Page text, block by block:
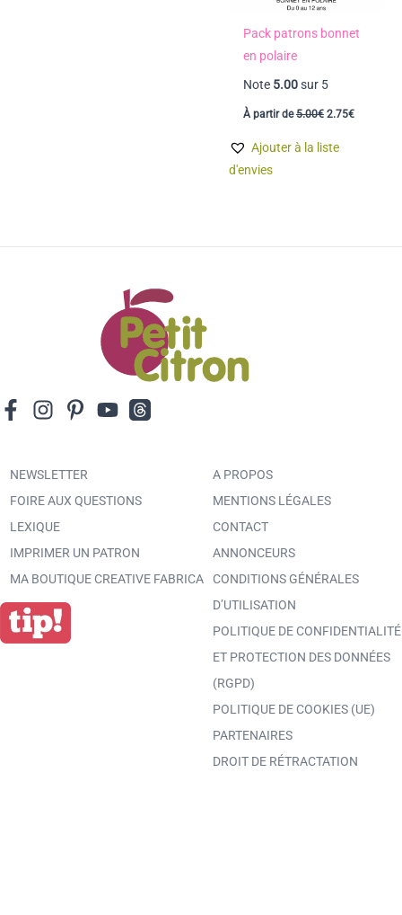
Pack patrons bonnet
en polaire
Note 5.00sur 5
À partir de5.00€ Le
était :
2.75€Le
Ajouter à la liste
d'envies
NEWSLETTER
FOIRE AUX QUESTIONS
LEXIQUE
IMPRIMER UN PATRON
MA BOUTIQUE CREATIVE FABRICA
A PROPOS
MENTIONS LÉGALES
CONTACT
ANNONCEURS
CONDITIONS GÉNÉRALES
D’UTILISATION
POLITIQUE DE CONFIDENTIALITÉ
ET PROTECTION DES DONNÉES
(RGPD)
POLITIQUE DE COOKIES (UE)
PARTENAIRES
DROIT DE RÉTRACTATION